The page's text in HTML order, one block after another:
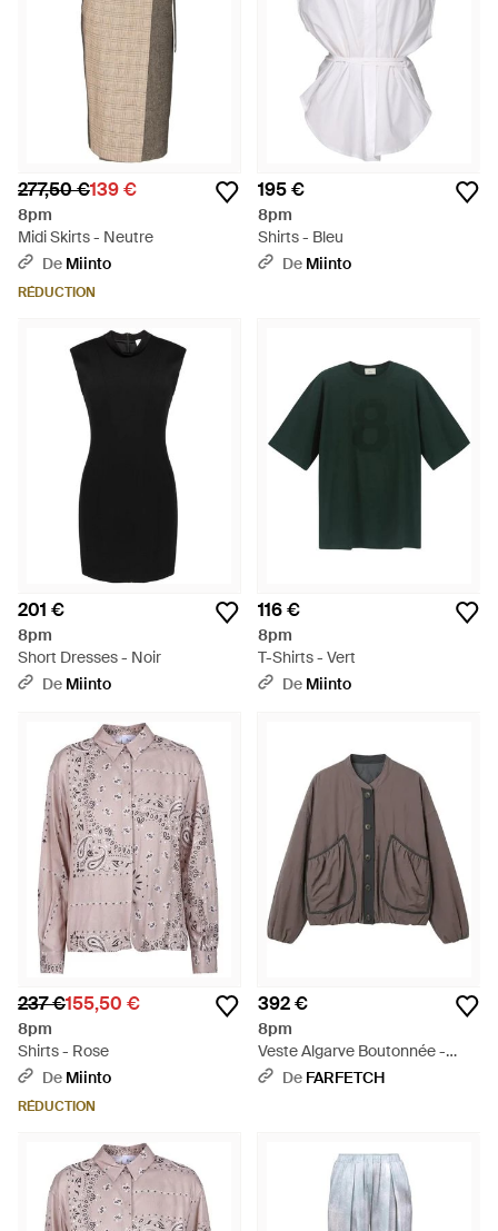
277,50 €139 €
8pm
Midi Skirts - Neutre
De Miinto
RÉDUCTION
195 €
8pm
Shirts - Bleu
De Miinto
201 €
8pm
Short Dresses - Noir
De Miinto
116 €
8pm
T-Shirts - Vert
De Miinto
237 €155,50 €
8pm
Shirts - Rose
De Miinto
RÉDUCTION
392 €
8pm
Veste Algarve Boutonnée -
Marron
De FARFETCH